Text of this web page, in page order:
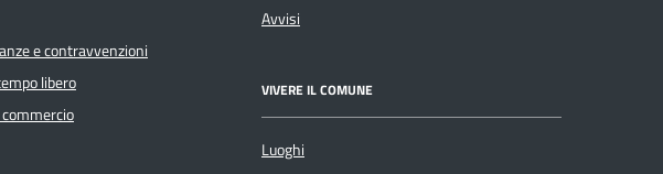
e contravvenzioni
libero
Avvisi
VIVERE IL COMUNE
Luoghi